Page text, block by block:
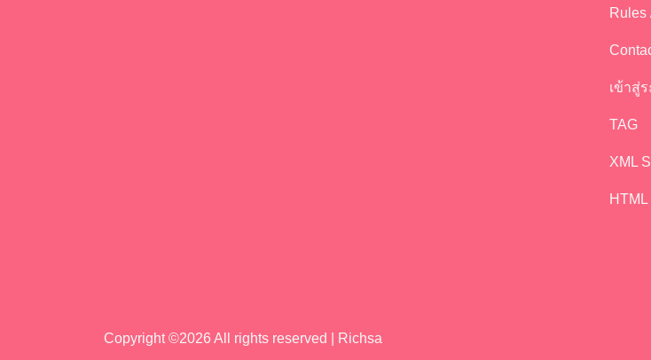
Rules
เข้าสู่
TAG
XML
Copyright ©2026 All rights reserved | Richsa